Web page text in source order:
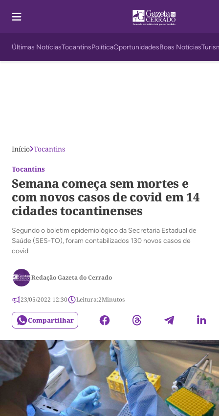
Últimas NotíciasTocantinsPolíticaOportunidadesBoas Notícias
Início Tocantins
Tocantins
Semana começa sem mortes e
com novos casos de covid em 14
cidades tocantinenses
Segundo o boletim epidemiológico da Secretaria Estadual de
Saúde (SES-TO), foram contabilizados 130 novos casos de
covid
Redação Gazeta do Cerrado
23/05/2022 12:30 Leitura:2Minutos
Compartilhar